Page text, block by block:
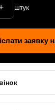
штук
заявку
Продукція з
Керамічні
Металеві